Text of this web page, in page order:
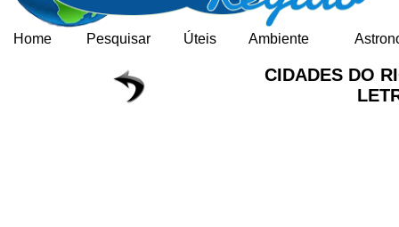
Home Pesquisar Úteis Ambiente
CIDADES DO